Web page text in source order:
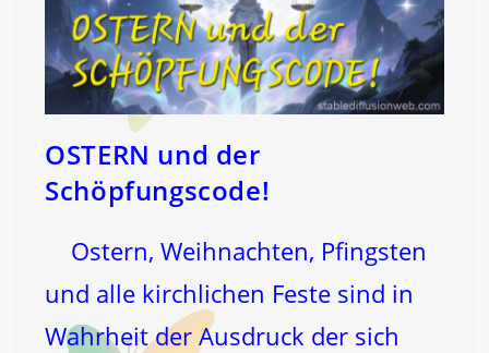
OSTERN und der
Schöpfungscode!
Ostern, Weihnachten, Pfingsten
und alle kirchlichen Feste sind in
Wahrheit der Ausdruck der sich